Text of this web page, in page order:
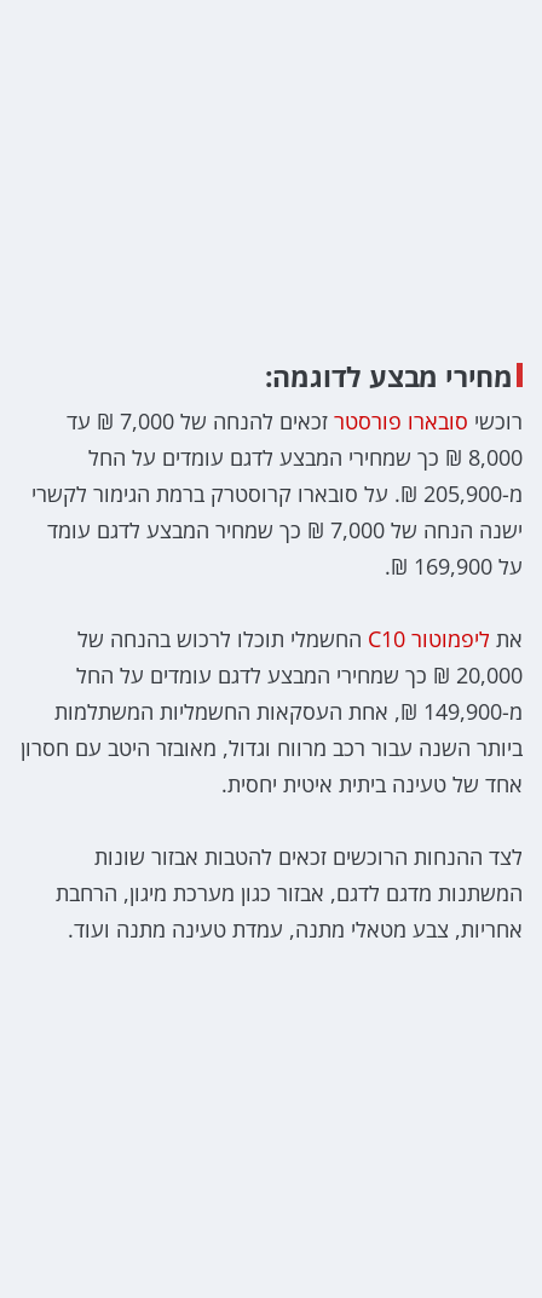
מחירי מבצע לדוגמה:
רוכשי סובארו פורסטר
זכאים להנחה של 7,000 ₪ עד
8,000 ₪ כך שמחירי המבצע לדגם עומדים על החל
מ-205,900 ₪. על סובארו קרוסטרק ברמת הגימור לקשרי
ישנה הנחה של 7,000 ₪ כך שמחיר המבצע לדגם עומד
על 169,900 ₪.
את ליפמוטור C10
החשמלי תוכלו לרכוש בהנחה של
20,000 ₪ כך שמחירי המבצע לדגם עומדים על החל
מ-149,900 ₪, אחת העסקאות החשמליות המשתלמות
ביותר השנה עבור רכב מרווח וגדול, מאובזר היטב עם חסרון
אחד של טעינה ביתית איטית יחסית.
לצד ההנחות הרוכשים זכאים להטבות אבזור שונות
המשתנות מדגם לדגם, אבזור כגון מערכת מיגון, הרחבת
אחריות, צבע מטאלי מתנה, עמדת טעינה מתנה ועוד.